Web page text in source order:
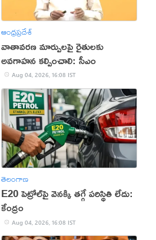
ఆంధ్రప్రదేశ్
వాతావరణ మార్పులపై రైతులకు
అవగాహన కల్పించాలి: సీఎం
Aug 04, 2026, 16:08 IST
తెలంగాణ
E20 పెట్రోల్‌పై వెనక్కి తగ్గే పరిస్థితి లేదు:
కేంద్రం
Aug 04, 2026, 16:08 IST